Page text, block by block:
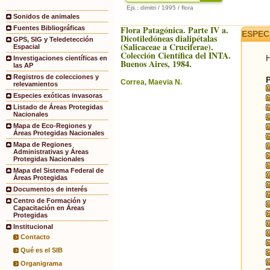
Sonidos de animales
Fuentes Bibliográficas
GPS, SIG y Teledetección
Espacial
Investigaciones científicas en
las AP
Registros de colecciones y
relevamientos
Especies exóticas invasoras
Listado de Áreas Protegidas
Nacionales
Mapa de Eco-Regiones y
Áreas Protegidas Nacionales
Mapa de Regiones
Administrativas y Áreas
Protegidas Nacionales
Mapa del Sistema Federal de
Áreas Protegidas
Documentos de interés
Centro de Formación y
Capacitación en Áreas
Protegidas
Institucional
Contacto
Qué es el SIB
Organigrama
Ejs.: dimitri / 1995 / flora
Flora Patagónica. Parte IV a.
Dicotiledóneas dialipétalas
(Salicaceae a Cruciferae).
Colección Científica del INTA.
Buenos Aires, 1984.
Correa, Maevia N.